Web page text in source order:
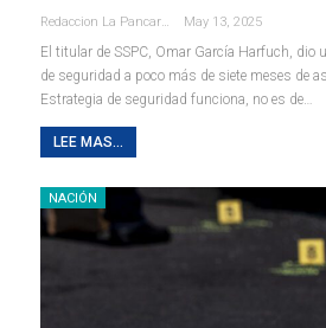
Redaccion La Pancarta De Quintana Roo May 13, 2025
El titular de SSPC, Omar García Harfuch, dio
de seguridad a poco más de siete meses de
Estrategia de seguridad funciona, no es de…
LEE MAS...
NACIÓN